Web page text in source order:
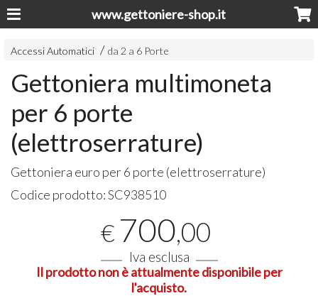
www.gettoniere-shop.it
Accessi Automatici da 2 a 6 Porte
Gettoniera multimoneta
per 6 porte
(elettroserrature)
Gettoniera euro per 6 porte (elettroserrature)
Codice prodotto:SC938510
€ 700,00
Iva esclusa
Il prodotto non è attualmente disponibile per
l'acquisto.